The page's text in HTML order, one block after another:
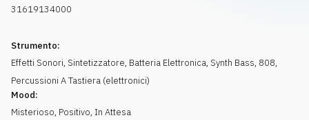
31619134000
Strumento:
Effetti Sonori, Sintetizzatore, Batteria Elettronica, Synth Bass, 808,
Percussioni A Tastiera (elettronici)
Mood:
Misterioso, Positivo, In Attesa